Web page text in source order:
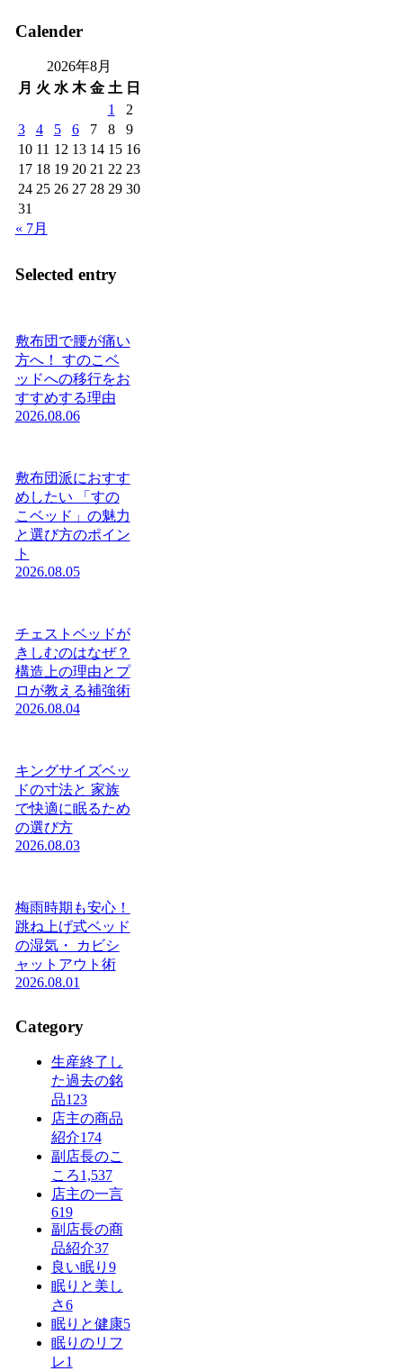
Calender
2026年8月
月 火 水 木 金 土 日
1
2
3
4 5 6 7 8
9
10 11 12 13 14 15 16
17 18 19 20 21 22 23
24 25 26 27 28 29 30
31
« 7月
Selected entry
敷布団で腰が痛い
方へ！ すのこベ
ッドへの移行をお
すすめする理由
2026.08.06
敷布団派におすす
めしたい 「すの
こベッド」の魅力
と選び方のポイン
ト
2026.08.05
チェストベッドが
きしむのはなぜ？
構造上の理由とプ
ロが教える補強術
2026.08.04
キングサイズベッ
ドの寸法と 家族
で快適に眠るため
の選び方
2026.08.03
梅雨時期も安心！
跳ね上げ式ベッド
の湿気・ カビシ
ャットアウト術
2026.08.01
Category
生産終了し
た過去の銘
品123
店主の商品
紹介174
副店長のこ
ころ1,537
店主の一言
619
副店長の商
品紹介37
良い眠り 9
眠りと美し
さ6
眠りと健康5
眠りのリフ
レ1